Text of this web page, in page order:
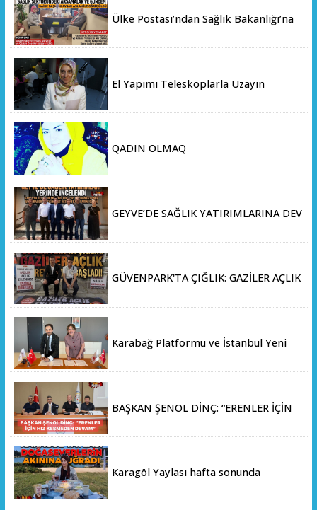
Ülke Postası’ndan Sağlık Bakanlığı’na
El Yapımı Teleskoplarla Uzayın
QADIN OLMAQ
GEYVE’DE SAĞLIK YATIRIMLARINA DEV
KAYHAN ÖZDEMİR VE SAHA HEYETİ
GÜVENPARK'TA ÇIĞLIK: GAZİLER AÇLIK
Karabağ Platformu ve İstanbul Yeni
İş Birliği Memorandumu İmzalandı
BAŞKAN ŞENOL DİNÇ: “ERENLER İÇİN
Karagöl Yaylası hafta sonunda